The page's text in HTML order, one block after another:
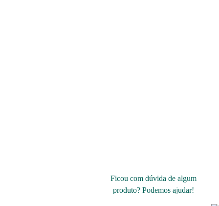
Ficou com dúvida de algum
produto? Podemos ajudar!